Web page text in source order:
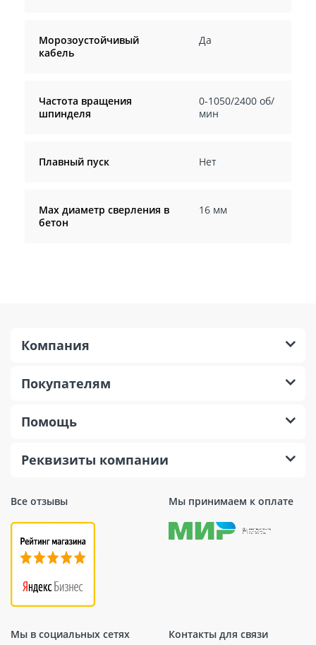
Морозоустойчивый
кабель
Да
Частота вращения
шпинделя
0-1050/2400 об/
мин
Плавный пуск Нет
Max диаметр сверления в
бетон
16 мм
Все отзывы Мы принимаем к оплате
Мы в социальных сетях Контакты для связи
Компания
Покупателям
Помощь
Реквизиты компании